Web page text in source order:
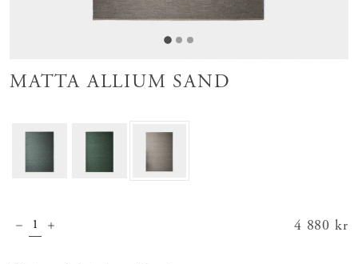
MATTA ALLIUM SAND
Pris:
4 880 kr